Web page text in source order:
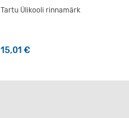
Tartu Ülikooli rinnamärk
15,01€